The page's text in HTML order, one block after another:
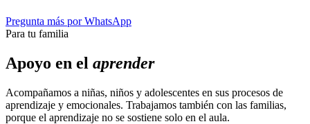
Pregunta más por WhatsApp
Para tu familia
Apoyo en el aprender
Acompañamos a niñas, niños y adolescentes en sus procesos de
aprendizaje y emocionales. Trabajamos también con las familias,
porque el aprendizaje no se sostiene solo en el aula.